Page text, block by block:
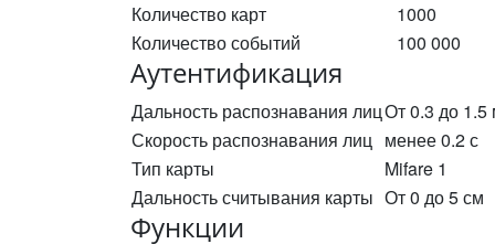
Количество карт
1000
Количество событий
100 000
Аутентификация
Дальность распознавания лицОт 0.3 до 1.5
Скорость распознавания лиц менее 0.2 с
Тип карты
Mifare 1
Дальность считывания карты От 0 до 5 см
Функции